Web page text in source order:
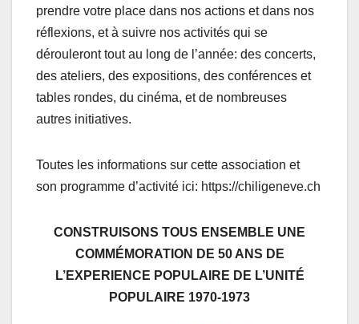
prendre votre place dans nos actions et dans nos
réflexions, et à suivre nos activités qui se
dérouleront tout au long de l’année: des concerts,
des ateliers, des expositions, des conférences et
tables rondes, du cinéma, et de nombreuses
autres initiatives.
Toutes les informations sur cette association et
son programme d’activité ici: https://chiligeneve.ch
CONSTRUISONS TOUS ENSEMBLE UNE
COMMÉMORATION DE 50 ANS DE
L’EXPERIENCE POPULAIRE DE L’UNITÉ
POPULAIRE 1970-1973